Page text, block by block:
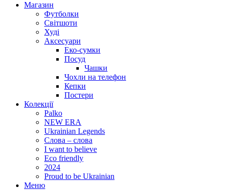
Магазин
Футболки
Світшоти
Худі
Аксесуари
Еко-сумки
Посуд
Чашки
Чохли на телефон
Кепки
Постери
Колекції
Palko
NEW ERA
Ukrainian Legends
Слова – слова
I want to believe
Eco friendly
2024
Proud to be Ukrainian
Меню